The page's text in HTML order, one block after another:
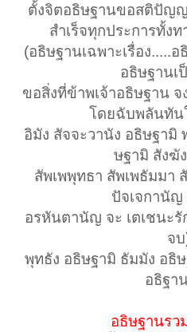
ตั้งจิตอธิษฐานขอสติปัญ
สำเร็จทุกประการทั้ง
(อธิษฐานเฉพาะเรื่อง.....อ
อธิษฐานเ
ขอสิ่งที่ข้าพเจ้าอธิษฐาน จ
โดยฉับพลันทัน
อิมัง สัจจะวานัง อธิษฐามิ
ษฐามิ สังฆั
สัพเพพุทธา สัพเพธัมมา
ปัจเจกานัญ
อรหันตานัญ จะ เตเชนะ
จ
พุทธัง อธิษฐามิ ธัมมัง อธิ
อธิฐา
อธิษฐานรว